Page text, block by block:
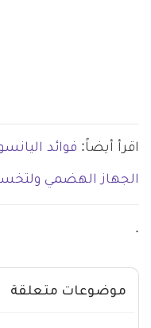
اقرأ أيضاً: فوائد
الجهاز الهضمي
.
موضوعات متعلقة